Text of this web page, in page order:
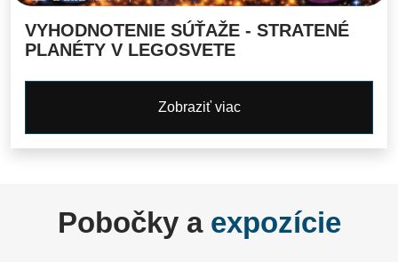
VYHODNOTENIE SÚŤAŽE - STRATENÉ
PLANÉTY V LEGOSVETE
Zobraziť viac
Pobočky a expozície